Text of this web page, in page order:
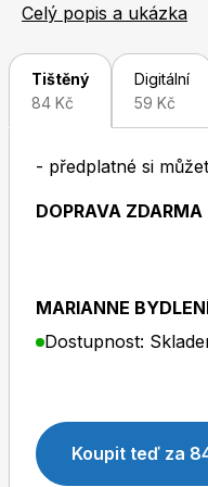
Proměny se společně
Celý popis a ukázka
Tištěný
84 Kč
Digitální
59 Kč
- předplatné si
DOPRAVA
MARIANNE
Dostupnost:
Koupit teď za